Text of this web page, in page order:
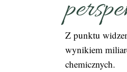
Z punktu
wynikiem
chemicznych.